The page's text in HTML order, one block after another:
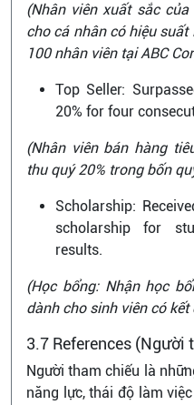
(Nhân viên xuất sắc
cho cá nhân có hiệu
100 nhân viên tại ABC
Top Seller:
20% for four
(Nhân viên bán hàng
thu quý 20% trong bốn
Scholarship:
scholarship for
results.
(Học bổng: Nhận học
dành cho sinh viên có
3.7 References (Người
Người tham chiếu là
năng lực, thái độ làm